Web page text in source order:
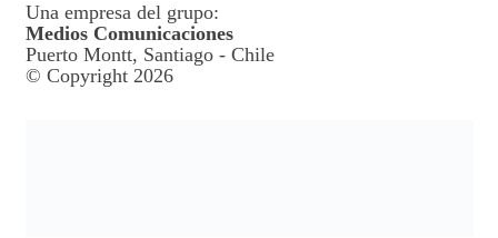
Una empresa del grupo:
Medios Comunicaciones
Puerto Montt, Santiago - Chile
© Copyright 2026